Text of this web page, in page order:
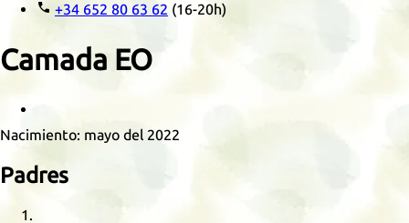
 +34 652 80 63 62 (16-20h)
Camada EO
Nacimiento: mayo del 2022
Padres